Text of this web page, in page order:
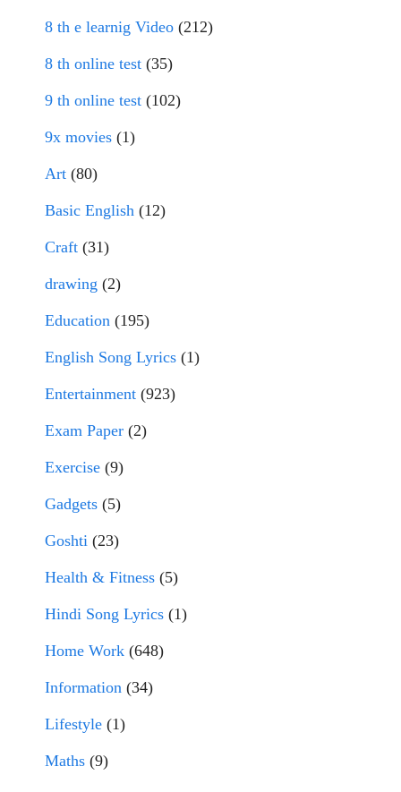
8 th e learnig Video (212)
8 th online test (35)
9 th online test (102)
9x movies (1)
Art (80)
Basic English (12)
Craft (31)
drawing (2)
Education (195)
English Song Lyrics (1)
Entertainment (923)
Exam Paper (2)
Exercise (9)
Gadgets (5)
Goshti (23)
Health & Fitness (5)
Hindi Song Lyrics (1)
Home Work (648)
Information (34)
Lifestyle (1)
Maths (9)